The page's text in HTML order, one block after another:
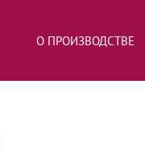
О ПРОИЗВОДСТВЕ